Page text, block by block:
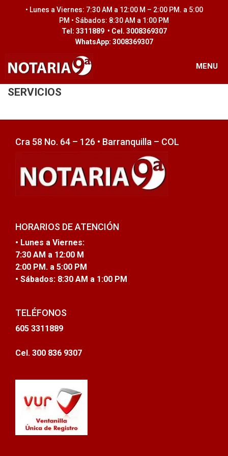
• Lunes a Viernes: 7:30 AM a 12:00 M – 2:00 PM. a 5:00
PM • Sábados: 8:30 AM a 1:00 PM
Tel: 3311889 • Cel. 3008369307
WhatsApp: 3008369307
MENU
SERVICIOS
Cra 58 No. 64 – 126 • Barranquilla – COL
HORARIOS DE ATENCIÓN
• Lunes a Viernes:
7:30 AM a 12:00 M
2:00 PM. a 5:00 PM
• Sábados: 8:30 AM a 1:00 PM
TELÉFONOS
605 3311889
Cel. 300 836 9307